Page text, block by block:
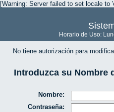
[Warning: Server failed to set locale to
Horario de Uso:
No tiene autorización para
Introduzca su Nombre
Nombre:
Contraseña: